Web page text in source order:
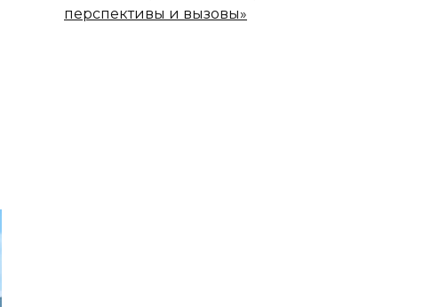
перспективы и вызовы»